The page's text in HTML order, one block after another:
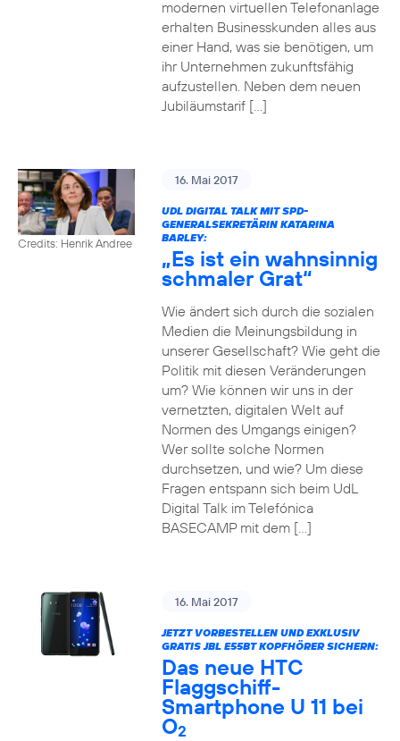
modernen virtuellen Telefonanlage
erhalten Businesskunden alles aus
einer Hand, was sie benötigen, um
ihr Unternehmen zukunftsfähig
aufzustellen. Neben dem neuen
Jubiläumstarif […]
Credits: Henrik Andree
16. Mai 2017
UDL DIGITAL TALK MIT SPD-
GENERALSEKRETÄRIN KATARINA
BARLEY:
„Es ist ein wahnsinnig
schmaler Grat“
Wie ändert sich durch die sozialen
Medien die Meinungsbildung in
unserer Gesellschaft? Wie geht die
Politik mit diesen Veränderungen
um? Wie können wir uns in der
vernetzten, digitalen Welt auf
Normen des Umgangs einigen?
Wer sollte solche Normen
durchsetzen, und wie? Um diese
Fragen entspann sich beim UdL
Digital Talk im Telefónica
BASECAMP mit dem […]
16. Mai 2017
JETZT VORBESTELLEN UND EXKLUSIV
GRATIS JBL E55BT KOPFHÖRER SICHERN:
Das neue HTC
Flaggschiff-
Smartphone U 11 bei
O2